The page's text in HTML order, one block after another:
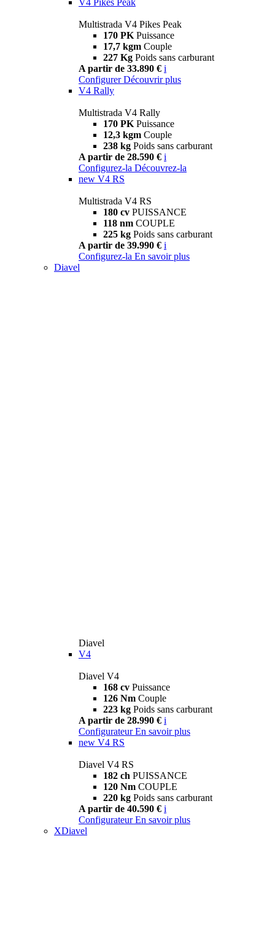
Multistrada V4 Pikes Peak
170 PK Puissance
17,7 kgm Couple
227 Kg Poids sans carburant
A partir de 33.890 € i
Configurer Découvrir plus
V4 Rally
Multistrada V4 Rally
170 PK Puissance
12,3 kgm Couple
238 kg Poids sans carburant
A partir de 28.590 € i
Configurez-la Découvrez-la
new V4 RS
Multistrada V4 RS
180 cv PUISSANCE
118 nm COUPLE
225 kg Poids sans carburant
A partir de 39.990 € i
Configurez-la En savoir plus
Diavel
Diavel
V4
Diavel V4
168 cv Puissance
126 Nm Couple
223 kg Poids sans carburant
A partir de 28.990 € i
Configurateur En savoir plus
new V4 RS
Diavel V4 RS
182 ch PUISSANCE
120 Nm COUPLE
220 kg Poids sans carburant
A partir de 40.590 € i
Configurateur En savoir plus
XDiavel